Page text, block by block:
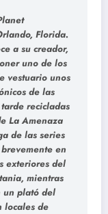
Florida.
a su creador,
uno de los
vestuario unos
de las
recicladas
La Amenaza
de las series
en
exteriores del
mientras
un plató del
locales de